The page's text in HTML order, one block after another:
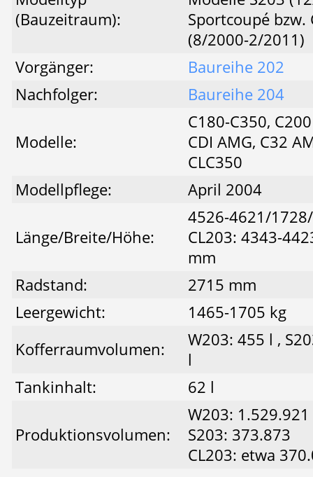
(Bauzeitraum):
Sportcoupé bzw.
(8/2000-2/2011)
Vorgänger:
Baureihe 202
Nachfolger:
Baureihe 204
Modelle:
C180-C350,
CDI AMG, C32
CLC350
Modellpflege:
April 2004
Länge/Breite/Höhe:
4526-4621/
CL203: 4343-
mm
Radstand:
2715 mm
Leergewicht:
1465-1705 kg
Kofferraumvolumen:
W203: 455 l ,
l
Tankinhalt:
62 l
Produktionsvolumen:
W203: 1.529.921
S203: 373.873
CL203: etwa